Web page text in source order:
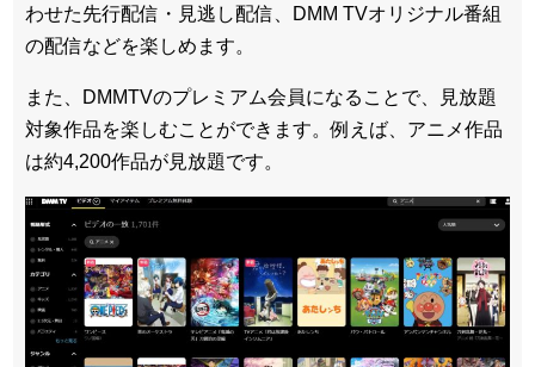
わせた先行配信・見逃し配信、DMM TVオリジナル番組
の配信などを楽しめます。
また、DMMTVのプレミアム会員になることで、見放題
対象作品を楽しむことができます。例えば、アニメ作品
は約4,200作品が見放題です。